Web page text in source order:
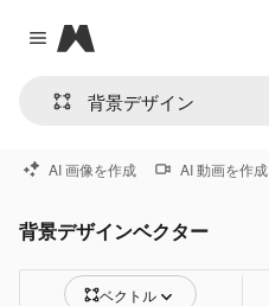
Close menu
Magnific
AI 画像を作成 AI 動画を作成
背景デザインベクター
ベクトル